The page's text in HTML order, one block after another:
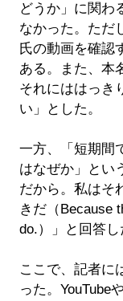
どうか」に関わ
なかった。ただ
氏の動画を確認
ある。また、本
それにははっき
い」とした。
一方、「短期間
はなぜか」とい
だから。私はそ
きだ（Because
do.）」と回答し
ここで、記者に
った。YouTube